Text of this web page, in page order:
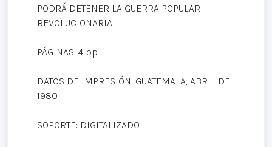
PODRÁ DETENER LA GUERRA POPULAR
REVOLUCIONARIA
PÁGINAS: 4 pp.
DATOS DE IMPRESIÓN: GUATEMALA, ABRIL DE
1980.
SOPORTE: DIGITALIZADO